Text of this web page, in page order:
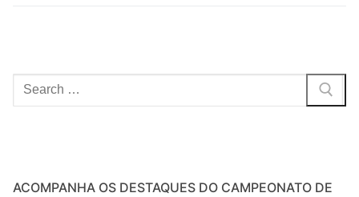
Pesquisar
por:
ACOMPANHA OS DESTAQUES DO CAMPEONATO DE